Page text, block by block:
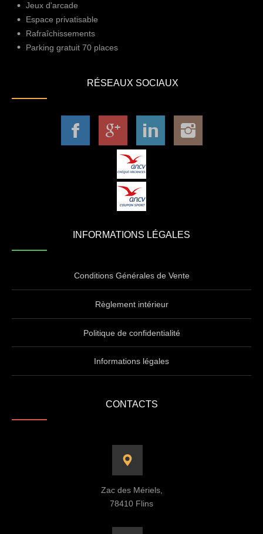
Jeux d'arcade
Espace privatisable
Rafraîchissements
Parking gratuit 70 places
RÉSEAUX SOCIAUX
INFORMATIONS LÉGALES
Conditions Générales de Vente
Règlement intérieur
Politique de confidentialité
Informations légales
CONTACTS
Zac des Mériels,
78410 Flins